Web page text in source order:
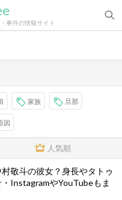
事件の情報サイト
家族 旦那
因
人気順
敬斗の彼女？身長やタトゥ
InstagramやYouTubeもま